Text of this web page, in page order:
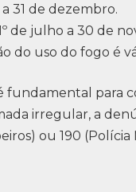
31 de dezembro.
de julho a 30 de
do uso do fogo é
para
irregular, a
ou 190 (Polícia